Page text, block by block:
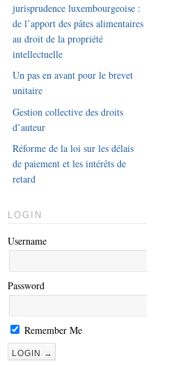
jurisprudence luxembourgeoise :
de l’apport des pâtes alimentaires
au droit de la propriété
intellectuelle
Un pas en avant pour le brevet
unitaire
Gestion collective des droits
d’auteur
Réforme de la loi sur les délais
de paiement et les intérêts de
retard
LOGIN
Username
Password
Remember Me